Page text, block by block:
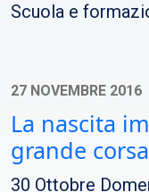
Scuola e
27 NOVEMBRE 2016
La nascita
grande
30 Ottobre